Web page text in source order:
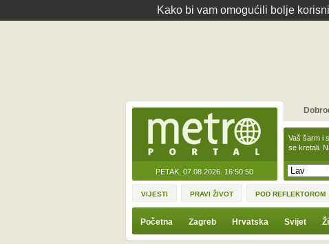
Kako bi vam omogućili bolje
PETAK, 07.08.2026. 16:50:50
Vaš šarm i
se kretali.
VIJESTI PRAVI ŽIVOT POD REFLEKTOROM
Početna Zagreb Hrvatska Svijet